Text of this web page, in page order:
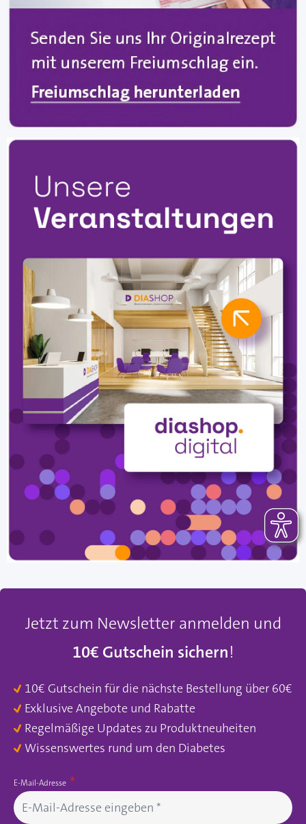
Jetzt zum Newsletter anmelden und
10€ Gutschein sichern!
10€ Gutschein für die nächste Bestellung über 60€
Exklusive Angebote und Rabatte
Regelmäßige Updates zu Produktneuheiten
Wissenswertes rund um den Diabetes
E-Mail-Adresse